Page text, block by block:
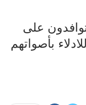
على
بأصواتهم